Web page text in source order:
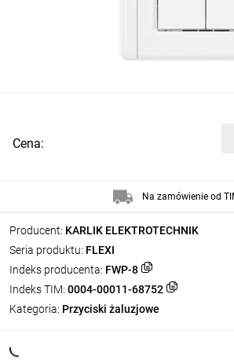
Producent: KARLIK ELEKTROTECHNIK
Seria produktu: FLEXI
Indeks producenta: FWP-8
Indeks TIM: 0004-00011-68752
Kategoria: Przyciski żaluzjowe
Cena:
Na zamówienie od